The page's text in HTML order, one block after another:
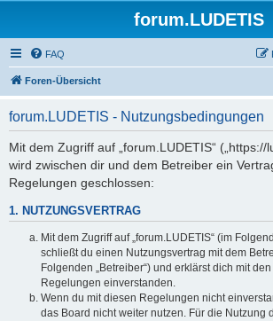
forum.LUDETIS
FAQ
Foren-Übersicht
forum.LUDETIS - Nutzungsbedingungen
Mit dem Zugriff auf „forum.LUDETIS“ („https://
wird zwischen dir und dem Betreiber ein
Regelungen geschlossen:
1. NUTZUNGSVERTRAG
Mit dem Zugriff auf „forum.LUDETIS“ (im
schließt du einen Nutzungsvertrag mit dem
Folgenden „Betreiber“) und erklärst dich mit
Regelungen einverstanden.
Wenn du mit diesen Regelungen nicht
das Board nicht weiter nutzen. Für die Nutzung